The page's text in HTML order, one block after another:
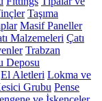
Taşıma
Masif Paneller
Malzemeleri Çatı
Trabzan
Deposu
El Aletleri Lokma ve
Grubu Pense